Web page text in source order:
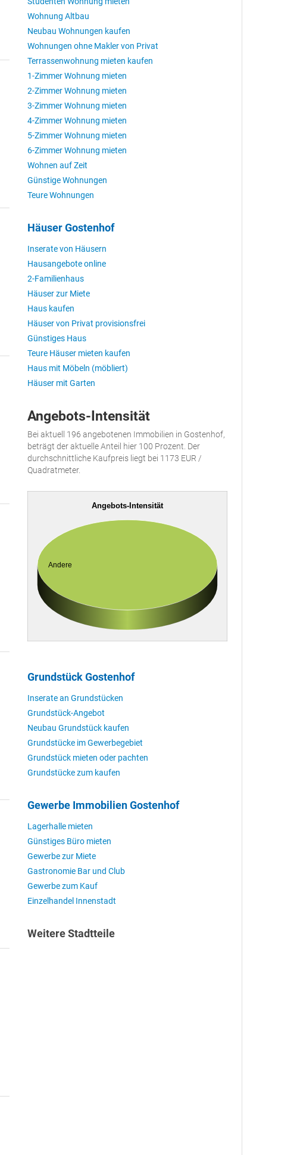
Wohnung Altbau
Neubau Wohnungen kaufen
Wohnungen ohne Makler von Privat
Terrassenwohnung mieten kaufen
1-Zimmer Wohnung mieten
2-Zimmer Wohnung mieten
3-Zimmer Wohnung mieten
4-Zimmer Wohnung mieten
5-Zimmer Wohnung mieten
6-Zimmer Wohnung mieten
Wohnen auf Zeit
Günstige Wohnungen
Teure Wohnungen
Häuser Gostenhof
Inserate von Häusern
Hausangebote online
2-Familienhaus
Häuser zur Miete
Haus kaufen
Häuser von Privat provisionsfrei
Günstiges Haus
Teure Häuser mieten kaufen
Haus mit Möbeln (möbliert)
Häuser mit Garten
Angebots-Intensität
Bei aktuell 196 angebotenen Immobilien in Gostenhof,
beträgt der aktuelle Anteil hier 100 Prozent. Der
durchschnittliche Kaufpreis liegt bei 1173 EUR /
Quadratmeter.
Angebots-Intensität
Andere
Grundstück Gostenhof
Inserate an Grundstücken
Grundstück-Angebot
Neubau Grundstück kaufen
Grundstücke im Gewerbegebiet
Grundstück mieten oder pachten
Grundstücke zum kaufen
Gewerbe Immobilien Gostenhof
Lagerhalle mieten
Günstiges Büro mieten
Gewerbe zur Miete
Gastronomie Bar und Club
Gewerbe zum Kauf
Einzelhandel Innenstadt
Weitere Stadtteile